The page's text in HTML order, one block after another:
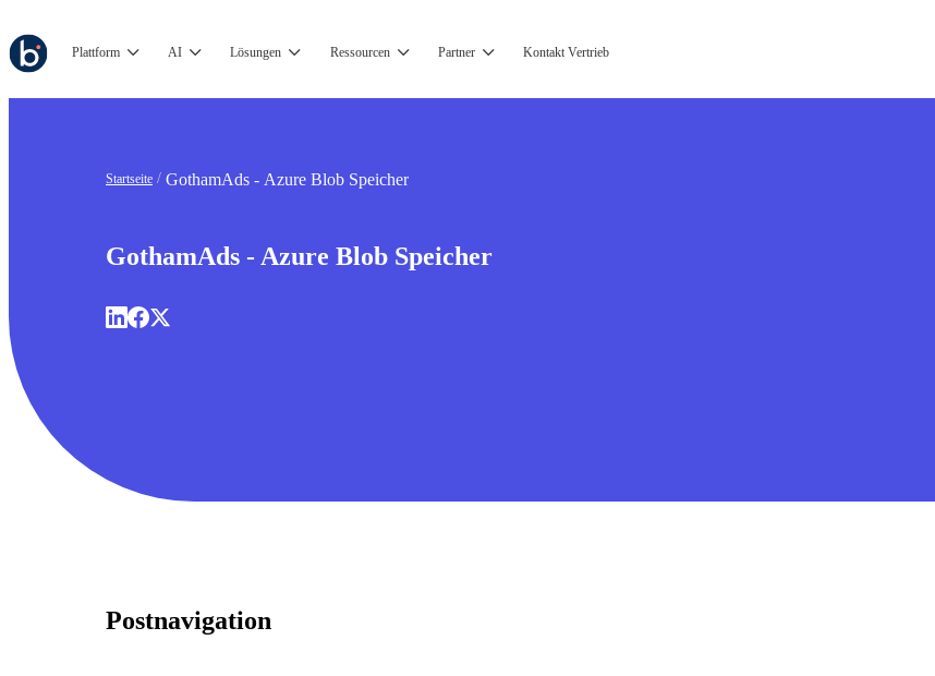
Plattform AI Lösungen Ressourcen Partner Kontakt Vertrieb
Startseite GothamAds - Azure Blob Speicher
GothamAds - Azure Blob Speicher
Postnavigation